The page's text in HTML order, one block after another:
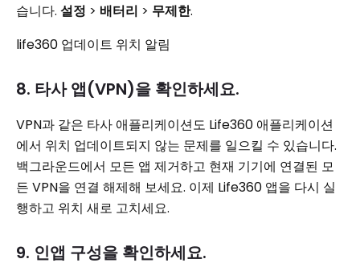
습니다. 설정 > 배터리 > 무제한.
life360 업데이트 위치 알림
8. 타사 앱(VPN)을 확인하세요.
VPN과 같은 타사 애플리케이션도 Life360 애플리케이션
에서 위치 업데이트되지 않는 문제를 일으킬 수 있습니다.
백그라운드에서 모든 앱 제거하고 현재 기기에 연결된 모
든 VPN을 연결 해제해 보세요. 이제 Life360 앱을 다시 실
행하고 위치 새로 고치세요.
9. 인앱 구성을 확인하세요.